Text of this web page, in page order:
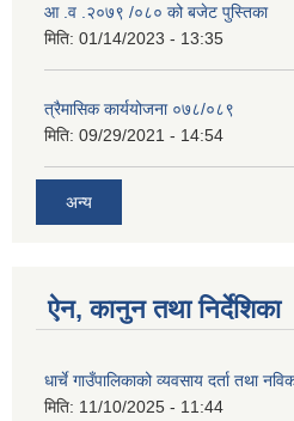
आ .व .२०७९ /०८० को बजेट पुस्तिका
मिति: 01/14/2023 - 13:35
त्रैमासिक कार्ययोजना ०७८/०८९
मिति: 09/29/2021 - 14:54
अन्य
ऐन, कानुन तथा निर्देशिका
धार्चे गाउँपालिकाको व्यवसाय दर्ता तथा
मिति: 11/10/2025 - 11:44